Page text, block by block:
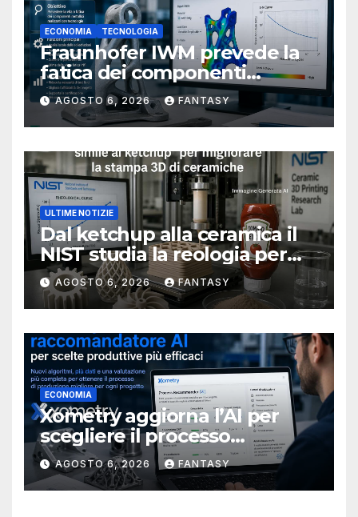
ECONOMIA TECNOLOGIA
Fraunhofer IWM prevede la
fatica dei componenti
metallici stampati in 3D
AGOSTO 6, 2026 FANTASY
ULTIME NOTIZIE
Dal ketchup alla ceramica il
NIST studia la reologia per
rendere più affidabile la
stampa 3D
AGOSTO 6, 2026 FANTASY
ECONOMIA
Xometry aggiorna l’AI per
scegliere il processo
produttivo più adatto
AGOSTO 6, 2026 FANTASY